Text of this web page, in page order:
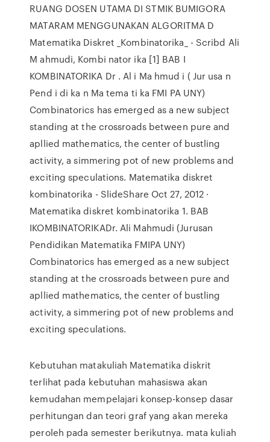
RUANG DOSEN UTAMA DI STMIK BUMIGORA
MATARAM MENGGUNAKAN ALGORITMA D
Matematika Diskret _Kombinatorika_ - Scribd Ali
M ahmudi, Kombi nator ika [1] BAB I
KOMBINATORIKA Dr . Al i Ma hmud i ( Jur usa n
Pend i di ka n Ma tema ti ka FMI PA UNY)
Combinatorics has emerged as a new subject
standing at the crossroads between pure and
apllied mathematics, the center of bustling
activity, a simmering pot of new problems and
exciting speculations. Matematika diskret
kombinatorika - SlideShare Oct 27, 2012 ·
Matematika diskret kombinatorika 1. BAB
IKOMBINATORIKADr. Ali Mahmudi (Jurusan
Pendidikan Matematika FMIPA UNY)
Combinatorics has emerged as a new subject
standing at the crossroads between pure and
apllied mathematics, the center of bustling
activity, a simmering pot of new problems and
exciting speculations.
Kebutuhan matakuliah Matematika diskrit
terlihat pada kebutuhan mahasiswa akan
kemudahan mempelajari konsep-konsep dasar
perhitungan dan teori graf yang akan mereka
peroleh pada semester berikutnya. mata kuliah